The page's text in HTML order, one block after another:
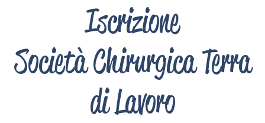
Iscrizione
Società Chirurgica Terra
di Lavoro